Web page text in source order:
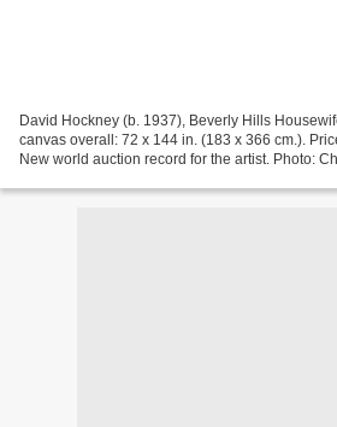
David Hockney (b. 1937), Beverly Hills
canvas overall: 72 x 144 in. (183 x 366 cm.).
New world auction record for the artist. Photo: